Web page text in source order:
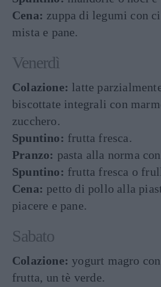
Cena: zuppa di legumi con
mista e pane.
Venerdì
Colazione: latte
biscottate integrali con
zucchero.
Spuntino: frutta fresca.
Pranzo: pasta alla norma
Spuntino: frutta fresca o
Cena: petto di pollo alla
piacere e pane.
Sabato
Colazione: yogurt magro
frutta, un tè verde.